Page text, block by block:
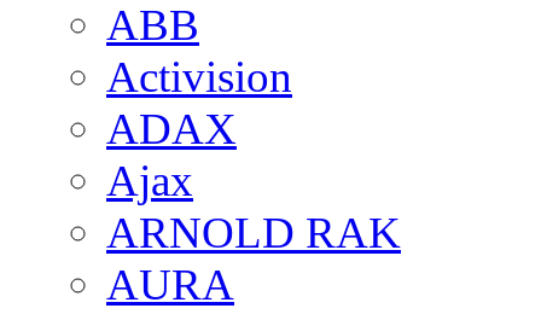
ABB
Activision
ADAX
Ajax
ARNOLD RAK
AURA